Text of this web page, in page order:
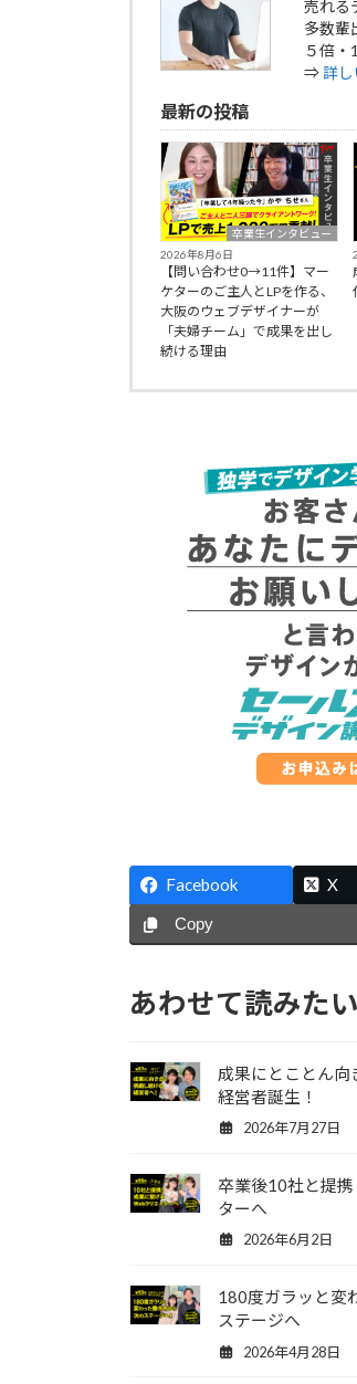
売れる
多数輩
５倍・
⇒詳し
最新の投稿
卒業生インタビュー
2026年8月6日
【問い合わせ0→11件】マー
ケターのご主人とLPを作る、
大阪のウェブデザイナーが
「夫婦チーム」で成果を出し
続ける理由
Facebook X
Copy
あわせて読みたい
成果にとことん向
経営者誕生！
2026年7月27日
卒業後10社と提
ターへ
2026年6月2日
180度ガラッと変
ステージへ
2026年4月28日